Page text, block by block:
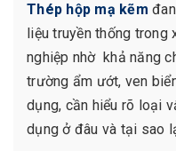
Thép hộp mạ kẽm
liệu truyền thống trong
nghiệp nhờ khả năng
trường ẩm ướt, ven
dụng, cần hiểu rõ loại
dụng ở đâu và tại sao